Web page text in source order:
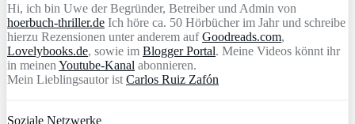
Hi, ich bin Uwe der Begründer, Betreiber und Admin von
hoerbuch-thriller.de Ich höre ca. 50 Hörbücher im Jahr und schreibe
hierzu Rezensionen unter anderem aufGoodreads.com,
Lovelybooks.de, sowie im Blogger Portal. Meine Videos könnt ihr
in meinen Youtube-Kanal abonnieren.
Mein Lieblingsautor ist Carlos Ruiz Zafón
Soziale Netzwerke